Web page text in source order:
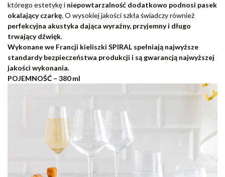
którego estetykę i niepowtarzalność dodatkowo podnosi pasek
okalający czarkę. O wysokiej jakości szkła świadczy również
perfekcyjna akustyka dająca wyraźny, przyjemny i długo
trwający dźwięk.
Wykonane we Francji kieliszki SPIRAL spełniają najwyższe
standardy bezpieczeństwa produkcji i są gwarancją najwyższej
jakości wykonania.
POJEMNOŚĆ – 380 ml